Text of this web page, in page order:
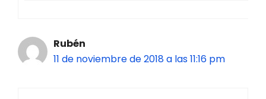
Rubén
11 de noviembre de 2018 a las 11:16 pm